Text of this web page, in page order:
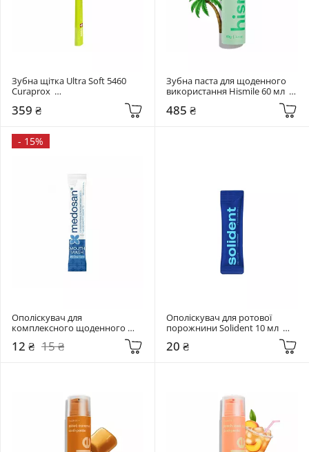
Зубна щітка Ultra Soft 5460
Curaprox
Салатовий+помаранчевий
359 ₴
Зубна паста для щоденного
використання Hismile 60 мл
485 ₴
- 15%
Ополіскувач для
комплексного щоденного
захисту Medosan 10 мл  All-Day
Care
12 ₴ 15 ₴
Ополіскувач для ротової
порожнини Solident 10 мл
20 ₴